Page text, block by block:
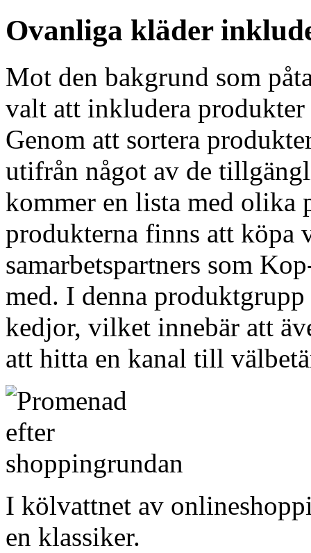
Ovanliga kläder
Mot den bakgrund som
valt att inkludera
Genom att sortera
utifrån något av de
kommer en lista med olika
produkterna finns att köpa
samarbetspartners som
med. I denna
kedjor, vilket innebär att
att hitta en kanal till
I kölvattnet av
en klassiker.